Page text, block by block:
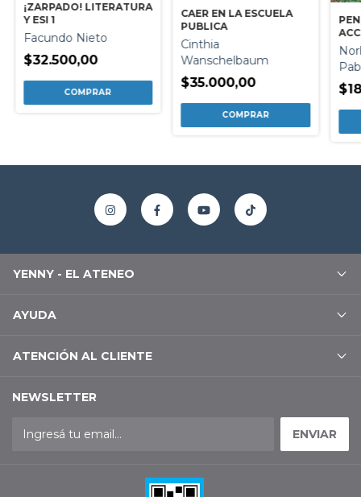
¡ZARPADO! LITERATURA
Y ESI 1
Facundo Nieto
$32.500,00
CAER EN LA ESCUELA
PUBLICA
Cinthia
Wanschelbaum
$35.000,00
YENNY - EL ATENEO
AYUDA
ATENCIÓN AL CLIENTE
NEWSLETTER